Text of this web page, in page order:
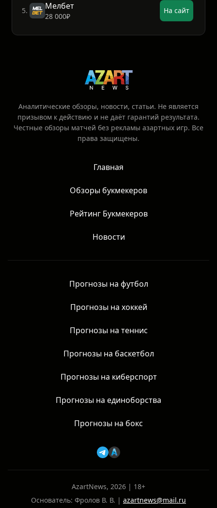
5. Мелбет
28 000₽
На сайт
Аналитические обзоры, новости, статьи. Не является
призывом к действию и не даёт гарантий результата.
Честные обзоры матчей без рекламы азартных игр. Все
права защищены.
Главная
Обзоры букмекеров
Рейтинг Букмекеров
Новости
Прогнозы на футбол
Прогнозы на хоккей
Прогнозы на теннис
Прогнозы на баскетбол
Прогнозы на киберспорт
Прогнозы на единоборства
Прогнозы на бокс
AzartNews, 2026 | 18+
Основатель: Фролов В. В. | azartnews@mail.ru